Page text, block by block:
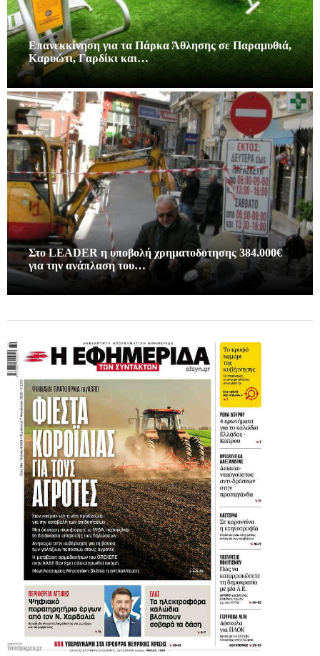
Επανεκκίνηση για τα Πάρκα Άθλησης σε Παραμυθιά,
Καρυώτι, Γαρδίκι και…
Στο LEADER η υποβολή χρηματοδοτησης 384.000€
για την ανάπλαση του…